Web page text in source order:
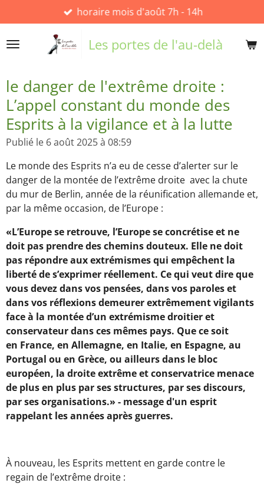
au
contenu
Les portes de l'au-delà
horaire mois d'août 7h - 14h
le danger de l'extrême droite :
L’appel constant du monde des
Esprits à la vigilance et à la lutte
Publié le 6 août 2025 à 08:59
Le monde des Esprits n’a eu de cesse d’alerter sur le
danger de la montée de l’extrême droite avec la chute
du mur de Berlin, année de la réunification allemande et,
par la même occasion, de l’Europe :
«L’Europe se retrouve, l’Europe se concrétise et ne
doit pas prendre des chemins douteux. Elle ne doit
pas répondre aux extrémismes qui empêchent la
liberté de s’exprimer réellement. Ce qui veut dire que
vous devez dans vos pensées, dans vos paroles et
dans vos réflexions demeurer extrêmement vigilants
face à la montée d’un extrémisme droitier et
conservateur dans ces mêmes pays. Que ce soit
en France, en Allemagne, en Italie, en Espagne, au
Portugal ou en Grèce, ou ailleurs dans le bloc
européen, la droite extrême et conservatrice menace
de plus en plus par ses structures, par ses discours,
par ses organisations.» - message d'un esprit
rappelant les années après guerres.
À nouveau, les Esprits mettent en garde contre le
regain de l’extrême droite :